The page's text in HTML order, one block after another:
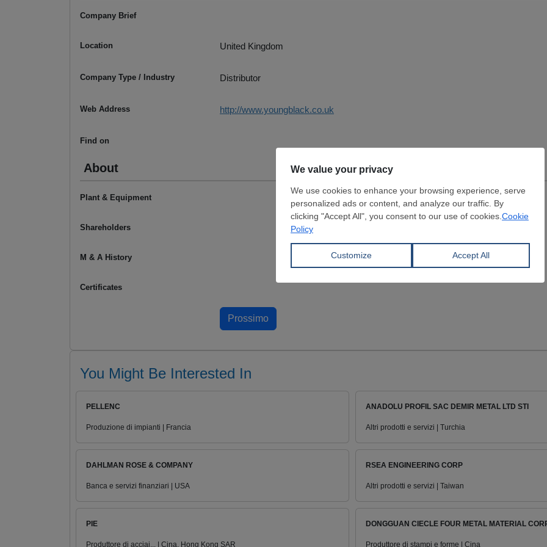
Company Brief
Location United Kingdom
Company Type / Industry Distributor
Web Address http://www.youngblack.co.uk
Find on
About
Plant & Equipment
Shareholders
M & A History
Certificates
You Might Be Interested In
PELLENC
Produzione di impianti | Francia
ANADOLU PROFIL SAC DEMIR METAL LTD STI
Altri prodotti e servizi | Turchia
DAHLMAN ROSE & COMPANY
Banca e servizi finanziari | USA
RSEA ENGINEERING CORP
Altri prodotti e servizi | Taiwan
PIE
Produttore di acciai... | Cina, Hong Kong SAR
DONGGUAN CIECLE FOUR METAL MATERIAL
Produttore di stampi e forme | Cina